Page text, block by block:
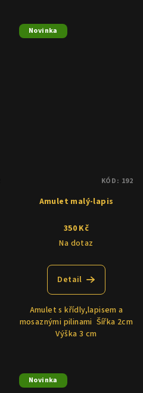
Novinka
Amulet malý-lapis
350 Kč
Na dotaz
Detail
Amulet s křídly,lapisem a
mosaznými pilinami Šířka 2cm
Výška 3 cm
KÓD: 192
Novinka